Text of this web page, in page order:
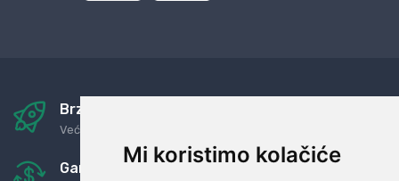
Mi koristimo kolačiće
Brza i sigurna dostava
Već za nekoliko dana kod vas
Garancija u povrat novaca